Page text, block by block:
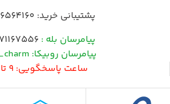
پشتیبانی خرید:
پیامرسان بله :
پیامرسان روبیکا: Mr_charm@
ساعت پاسخگویی: 9 تا 18